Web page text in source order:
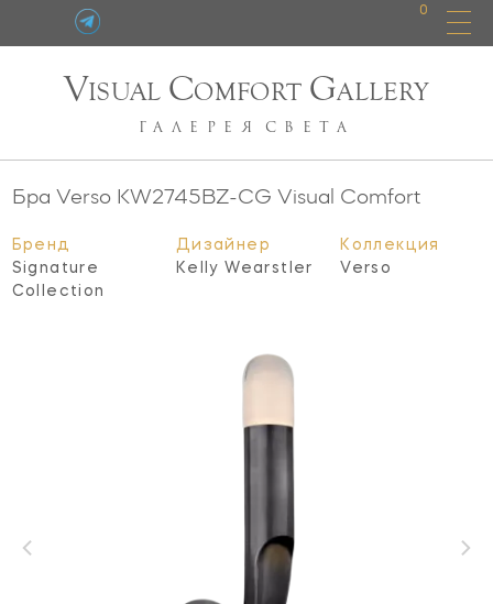
0
VISUAL COMFORT GALLERY
ГАЛЕРЕЯ СВЕТА
Бра Verso KW2745BZ-CG Visual Comfort
Бренд
Signature
Collection
Дизайнер
Kelly Wearstler
Коллекция
Verso